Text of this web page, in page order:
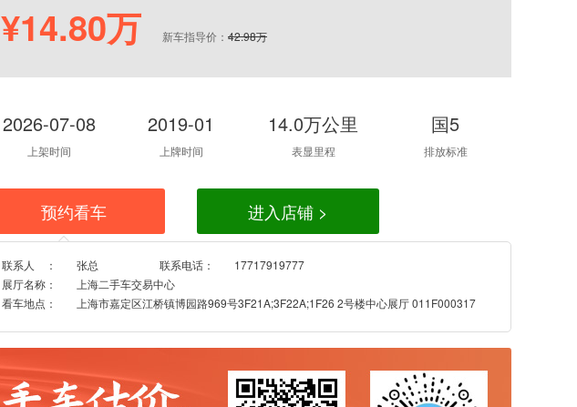
¥14.80万 新车指导价： 42.98万
2026-07-08
上架时间
2019-01
上牌时间
14.0万公里
表显里程
国5
排放标准
预约看车 进入店铺 >

联系人 ： 张总 联系电话：
17717919777
展厅名称：
上海二手车交易中心
看车地点：
上海市嘉定区江桥镇博园路969号3F21A;3F22A;1F26 2号楼中心展厅 011F000317